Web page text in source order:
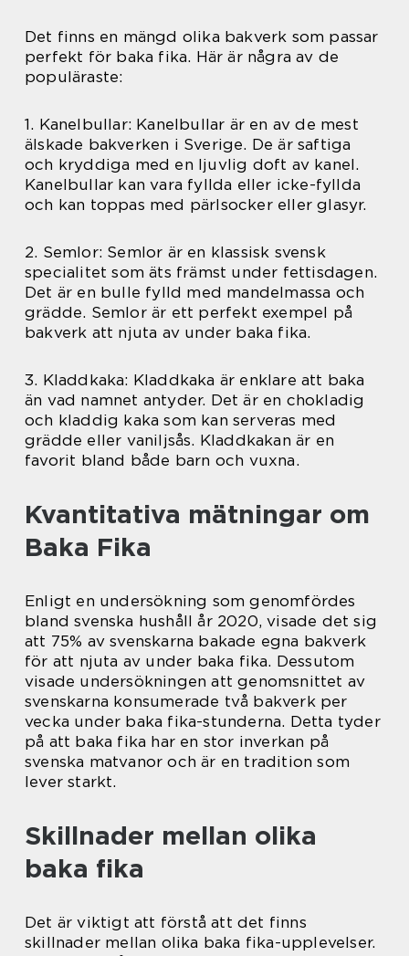
Det finns en mängd olika bakverk som passar
perfekt för baka fika. Här är några av de
populäraste:
1. Kanelbullar: Kanelbullar är en av de mest
älskade bakverken i Sverige. De är saftiga
och kryddiga med en ljuvlig doft av kanel.
Kanelbullar kan vara fyllda eller icke-fyllda
och kan toppas med pärlsocker eller glasyr.
2. Semlor: Semlor är en klassisk svensk
specialitet som äts främst under fettisdagen.
Det är en bulle fylld med mandelmassa och
grädde. Semlor är ett perfekt exempel på
bakverk att njuta av under baka fika.
3. Kladdkaka: Kladdkaka är enklare att baka
än vad namnet antyder. Det är en chokladig
och kladdig kaka som kan serveras med
grädde eller vaniljsås. Kladdkakan är en
favorit bland både barn och vuxna.
Kvantitativa mätningar om
Baka Fika
Enligt en undersökning som genomfördes
bland svenska hushåll år 2020, visade det sig
att 75% av svenskarna bakade egna bakverk
för att njuta av under baka fika. Dessutom
visade undersökningen att genomsnittet av
svenskarna konsumerade två bakverk per
vecka under baka fika-stunderna. Detta tyder
på att baka fika har en stor inverkan på
svenska matvanor och är en tradition som
lever starkt.
Skillnader mellan olika
baka fika
Det är viktigt att förstå att det finns
skillnader mellan olika baka fika-upplevelser.